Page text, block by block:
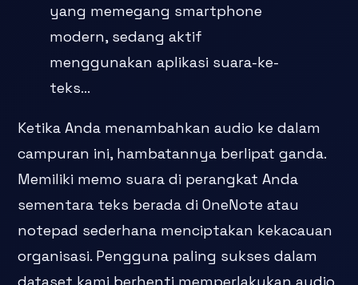
yang memegang smartphone
modern, sedang aktif
menggunakan aplikasi suara-ke-
teks...
Ketika Anda menambahkan audio ke dalam
campuran ini, hambatannya berlipat ganda.
Memiliki memo suara di perangkat Anda
sementara teks berada di OneNote atau
notepad sederhana menciptakan kekacauan
organisasi. Pengguna paling sukses dalam